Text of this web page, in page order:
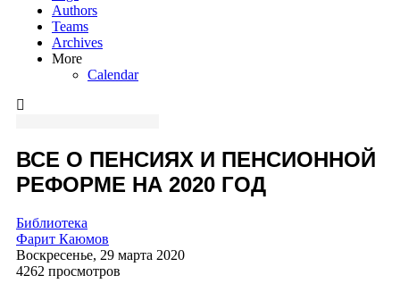
Authors
Teams
Archives
More
Calendar
ВСЕ О ПЕНСИЯХ И ПЕНСИОННОЙ
РЕФОРМЕ НА 2020 ГОД
Библиотека
Фарит Каюмов
Воскресенье, 29 марта 2020
4262 просмотров